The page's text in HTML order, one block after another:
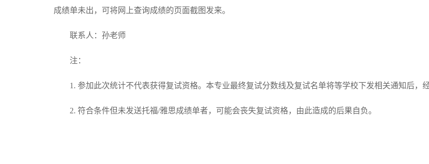
成绩单未出，可将网上查询成绩的页面截图发来。
联系人：孙老师
注：
1. 参加此次统计不代表获得复试资格。本专业最终复试分数线及复试名单将等学校下发相关通知后，
2. 符合条件但未发送托福/雅思成绩单者，可能会丧失复试资格，由此造成的后果自负。